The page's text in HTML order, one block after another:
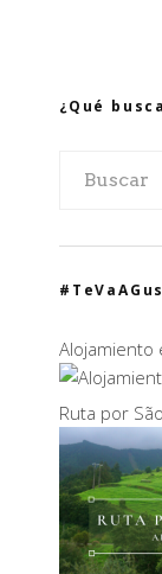
¿Qué
Alojamiento
Ruta por